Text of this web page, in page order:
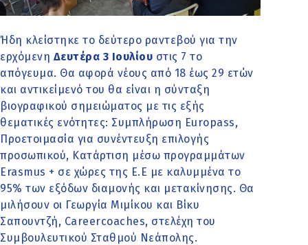
Ήδη κλείστηκε το δεύτερο ραντεβού για την
ερχόμενη Δευτέρα 3 Ιουλίου στις 7 το
απόγευμα. Θα αφορά νέους από 18 έως 29 ετών
και αντικείμενό του θα είναι η σύνταξη
βιογραφικού σημειώματος με τις εξής
θεματικές ενότητες: Συμπλήρωση Europass,
Προετοιμασία για συνέντευξη επιλογής
προσωπικού, Κατάρτιση μέσω προγραμμάτων
Erasmus + σε χώρες της Ε.Ε με καλυμμένα το
95% των εξόδων διαμονής και μετακίνησης. Θα
μιλήσουν οι Γεωργία Μιμίκου και Βίκυ
Σαπουντζή, Careercoaches, στελέχη του
Συμβουλευτικού Σταθμού Νεάπολης.